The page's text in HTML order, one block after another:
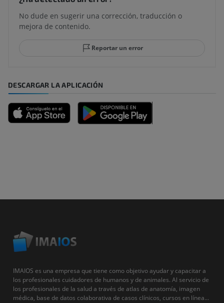
No dude en sugerir una corrección, traducción o
mejora de contenido.
Reportar un error
DESCARGAR LA APLICACIÓN
IMAIOS es una empresa que tiene como objetivo ayudar y capacitar a
los profesionales cuidadores de humanos y de animales. Al servicio de
los profesionales de la salud a través de atlas de anatomía, imagen
médica, base de datos colaborativa de casos clínicos, cursos en línea...